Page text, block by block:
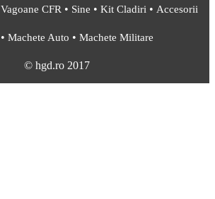
Vagoane CFR • Sine • Kit Cladiri • Accesorii
• Machete Auto • Machete Militare
© hgd.ro 2017